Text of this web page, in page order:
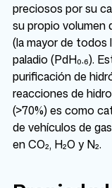
preciosos por su
su propio volumen
(la mayor de todos
paladio (PdH₀.₆).
purificación de
reacciones de
(>70%) es como
de vehículos de
en CO₂, H₂O y N₂.